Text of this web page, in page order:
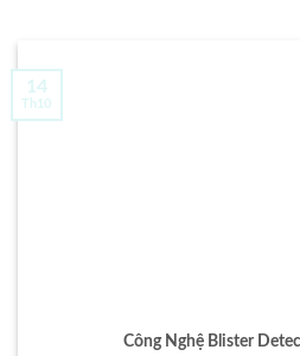
Công Nghệ Blister
14
Th10